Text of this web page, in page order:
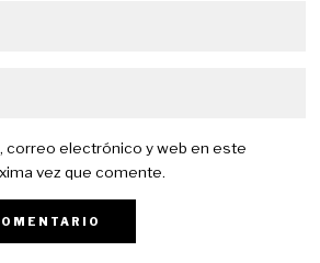
correo electrónico y web en este
vez que comente.